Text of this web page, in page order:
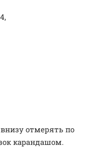
отмерять по
карандашом.